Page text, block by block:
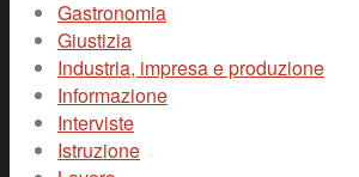
Gastronomia
Giustizia
Industria, impresa e produzione
Informazione
Interviste
Istruzione